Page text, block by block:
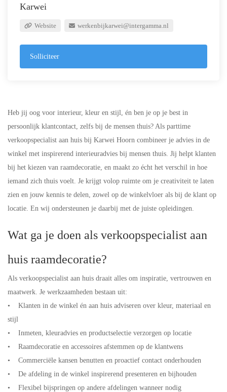
Karwei
Website werkenbijkarwei@intergamma.nl
Solliciteer
Heb jij oog voor interieur, kleur en stijl, én ben je op je best in
persoonlijk klantcontact, zelfs bij de mensen thuis? Als parttime
verkoopspecialist aan huis bij Karwei Hoorn combineer je advies in de
winkel met inspirerend interieuradvies bij mensen thuis. Jij helpt klanten
bij het kiezen van raamdecoratie, en maakt zo écht het verschil in hoe
iemand zich thuis voelt. Je krijgt volop ruimte om je creativiteit te laten
zien en jouw kennis te delen, zowel op de winkelvloer als bij de klant op
locatie. En wij ondersteunen je daarbij met de juiste opleidingen.
Wat ga je doen als verkoopspecialist aan
huis raamdecoratie?
Als verkoopspecialist aan huis draait alles om inspiratie, vertrouwen en
maatwerk. Je werkzaamheden bestaan uit:
• Klanten in de winkel én aan huis adviseren over kleur, materiaal en
stijl
• Inmeten, kleuradvies en productselectie verzorgen op locatie
• Raamdecoratie en accessoires afstemmen op de klantwens
• Commerciële kansen benutten en proactief contact onderhouden
• De afdeling in de winkel inspirerend presenteren en bijhouden
• Flexibel bijspringen op andere afdelingen wanneer nodig